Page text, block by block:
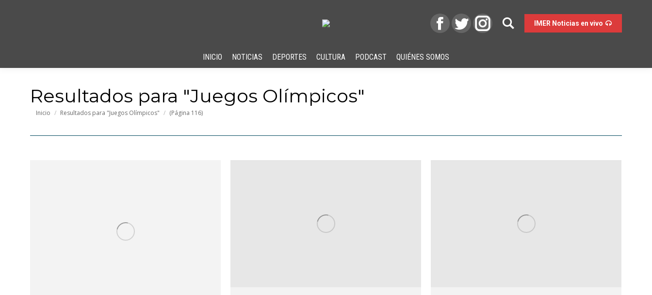
IMER Noticias en vivo
INICIO NOTICIAS DEPORTES CULTURA PODCAST QUIÉNES SOMOS
Resultados para "Juegos Olímpicos"
Estás aquí:
Inicio Resultados para "Juegos Olímpicos" (Página 116)